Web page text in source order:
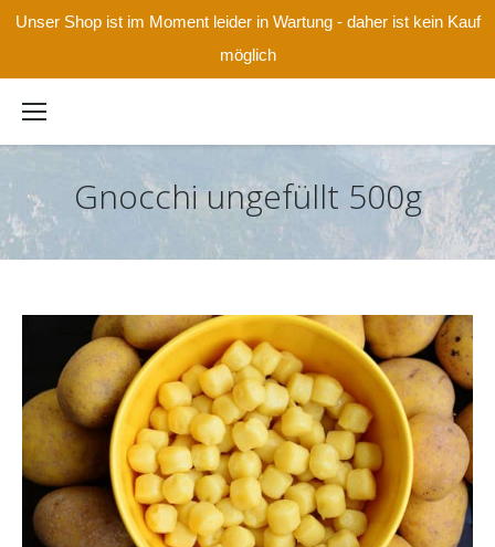
Unser Shop ist im Moment leider in Wartung - daher ist kein Kauf
möglich
Gnocchi ungefüllt 500g